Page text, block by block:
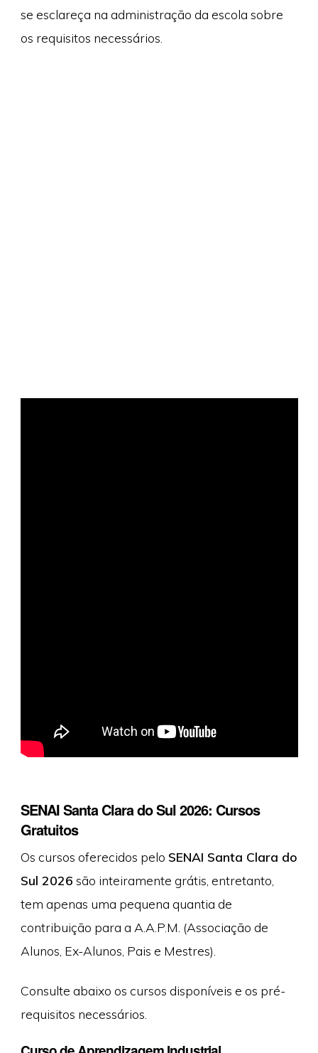
se esclareça na administração da escola sobre
os requisitos necessários.
SENAI Santa Clara do Sul 2026: Cursos
Gratuitos
Os cursos oferecidos pelo SENAI Santa Clara do
Sul 2026 são inteiramente grátis, entretanto,
tem apenas uma pequena quantia de
contribuição para a A.A.P.M. (Associação de
Alunos, Ex-Alunos, Pais e Mestres).
Consulte abaixo os cursos disponíveis e os pré-
requisitos necessários.